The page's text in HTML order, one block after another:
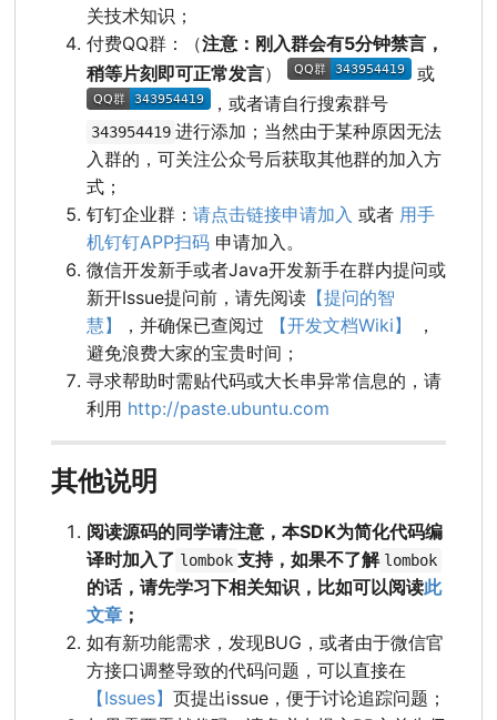
关技术知识；
付费QQ群：（注意：刚入群会有5分钟禁言，
稍等片刻即可正常发言）
或
，或者请自行搜索群号
343954419 进行添加；当然由于某种原因无法
入群的，可关注公众号后获取其他群的加入方
式；
钉钉企业群： 请点击链接申请加入 或者 用手
机钉钉APP扫码 申请加入。
微信开发新手或者Java开发新手在群内提问或
新开Issue提问前，请先阅读 【提问的智
慧】
，并确保已查阅过 【开发文档Wiki】
，
避免浪费大家的宝贵时间；
寻求帮助时需贴代码或大长串异常信息的，请
利用 http://paste.ubuntu.com
其他说明
阅读源码的同学请注意，本SDK为简化代码编
译时加入了 lombok 支持，如果不了解 lombok
的话，请先学习下相关知识，比如可以阅读此
文章 ；
如有新功能需求，发现BUG，或者由于微信官
方接口调整导致的代码问题，可以直接在
【Issues】 页提出issue，便于讨论追踪问题；